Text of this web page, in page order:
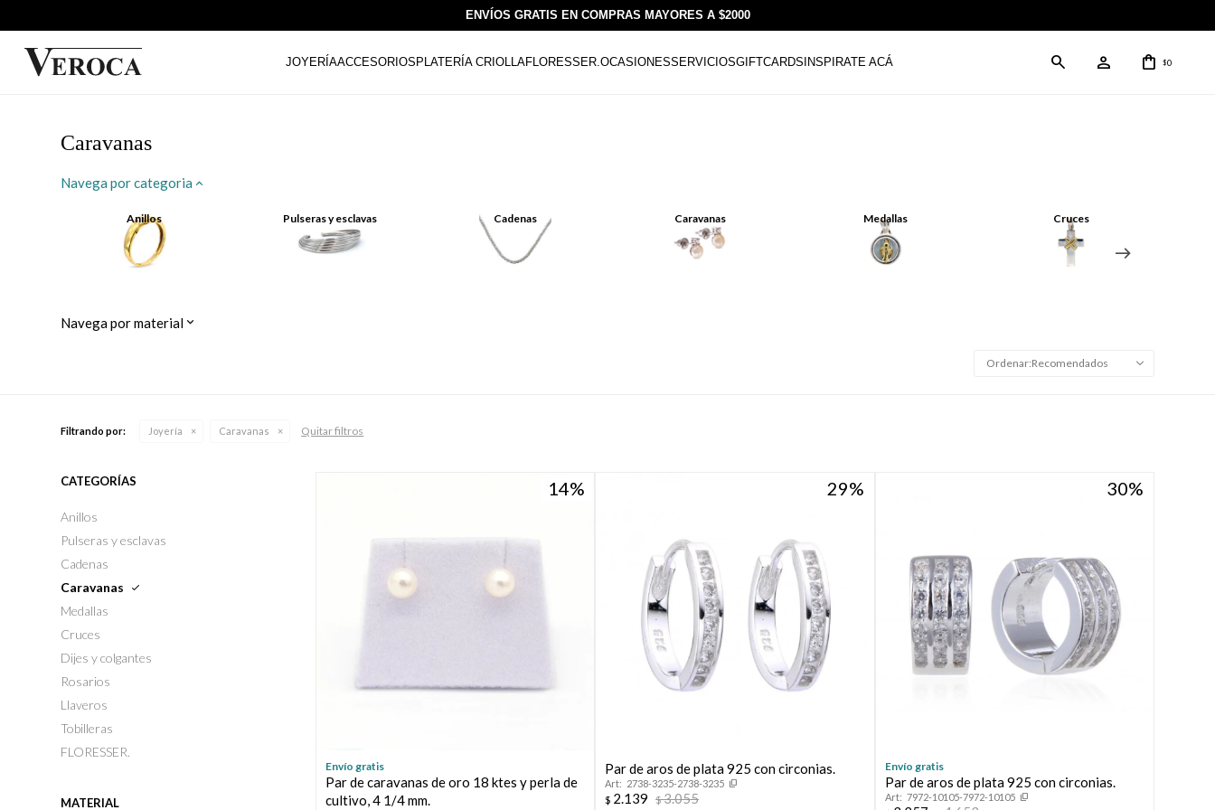
ENVÍOS GRATIS EN COMPRAS MAYORES A $2000
JOYERÍAACCESORIOS PLATERÍA CRIOLLAFLORESSER.OCASIONESSERVICIOSGIFTCARDS INSPIRATE ACÁ $0
Caravanas
Navega por categoria
Anillos Pulseras y esclavas Cadenas Caravanas Medallas Cruces
Navega por material
Recomendados
Filtrando por: Joyería Caravanas Quitar filtros
14
Envío gratis
Par de caravanas de oro 18 ktes y perla de
cultivo, 4 1/4 mm.
29
Par de aros de plata 925 con circonias.
2738-3235-2738-3235
$ 2.139 $3.055
30
Envío gratis
Par de aros de plata 925 con circonias.
7972-10105-7972-10105
CATEGORÍAS
Anillos
Pulseras y esclavas
Cadenas
Caravanas
Medallas
Cruces
Dijes y colgantes
Rosarios
Llaveros
Tobilleras
FLORESSER.
MATERIAL